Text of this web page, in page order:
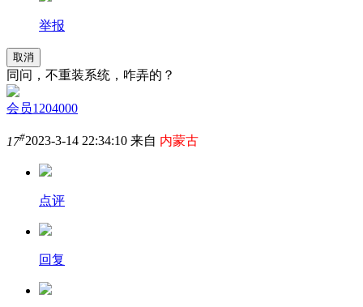
举报
取消
同问，不重装系统，咋弄的？
会员1204000
17#2023-3-14 22:34:10 来自 内蒙古
点评
回复